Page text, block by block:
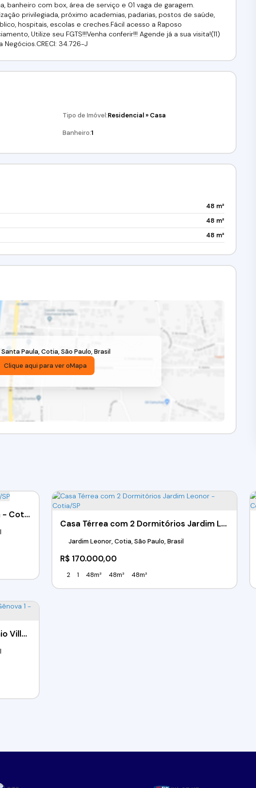
banheiro com box, área de serviço e 01 vaga de garagem.
privilegiada, próximo academias, padarias, postos de saúde,
hospitais, escolas e creches.Fácil acesso a Raposo
Utilize seu FGTS!!!Venha conferir!!! Agende já a sua visita!(11)
Negócios.CRECI: 34.726-J
Tipo de Imóvel:Residencial» Casa
Banheiro:1
48 m²
48 m²
48 m²
Paula, Cotia, São Paulo, Brasil
Clique aqui para ver oMapa
Casa á Venda - Jardim Santa Paula - Cotia/SP
Casa Térrea com 2 Dormitórios Jardim Leonor - Cotia/SP
R$ 170.000,00
Jardim Leonor, Cotia, São Paulo, Brasil
2 1 48m² 48m² 48m²
Casa com 02 Quartos - Condomínio Villa Gênova 1 - Cotia/SP